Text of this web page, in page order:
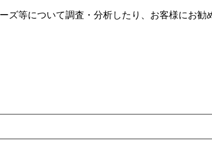
ズ等について調査・分析したり、お客様にお